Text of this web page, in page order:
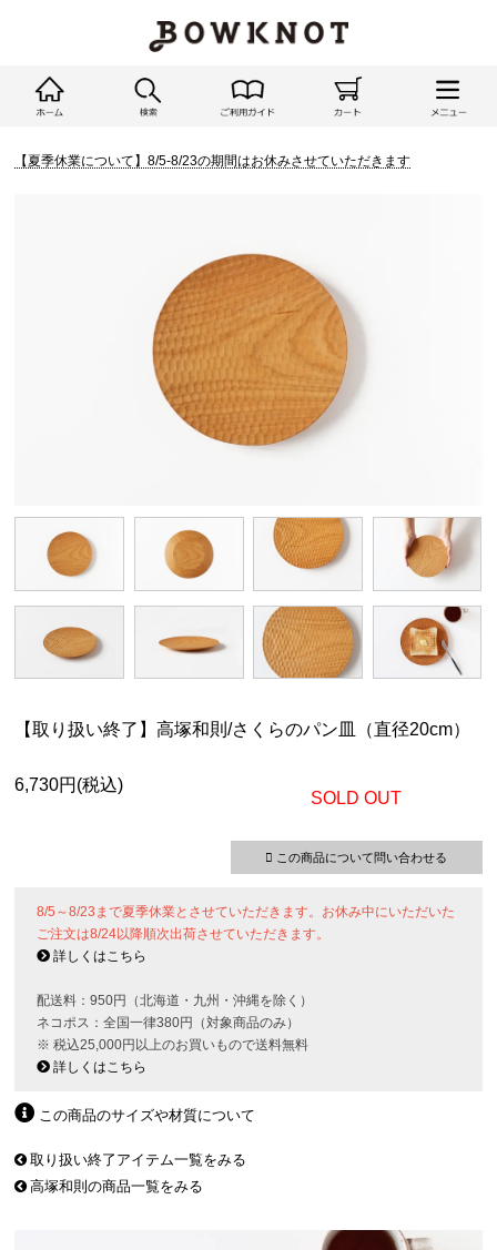
【夏季休業について】8/5-8/23の期間はお休みさせていただきます
【取り扱い終了】高塚和則/さくらのパン皿（直径20cm）
6,730円(税込)
SOLD OUT
この商品について問い合わせる
8/5～8/23まで夏季休業とさせていただきます。お休み中にいただいた
ご注文は8/24以降順次出荷させていただきます。
詳しくはこちら
配送料：950円（北海道・九州・沖縄を除く）
ネコポス：全国一律380円（対象商品のみ）
※ 税込25,000円以上のお買いもので送料無料
詳しくはこちら
この商品のサイズや材質について
取り扱い終了アイテム一覧をみる
高塚和則の商品一覧をみる